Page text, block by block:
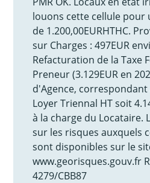
louons cette cellule pour
de 1.200,00EURHTHC.
sur Charges : 497EUR
Refacturation de la Taxe
Preneur (3.129EUR en
d'Agence, correspondant
Loyer Triennal HT soit
à la charge du Locataire.
sur les risques auxquels
sont disponibles sur le
www.georisques.gouv.fr
4279/CBB87